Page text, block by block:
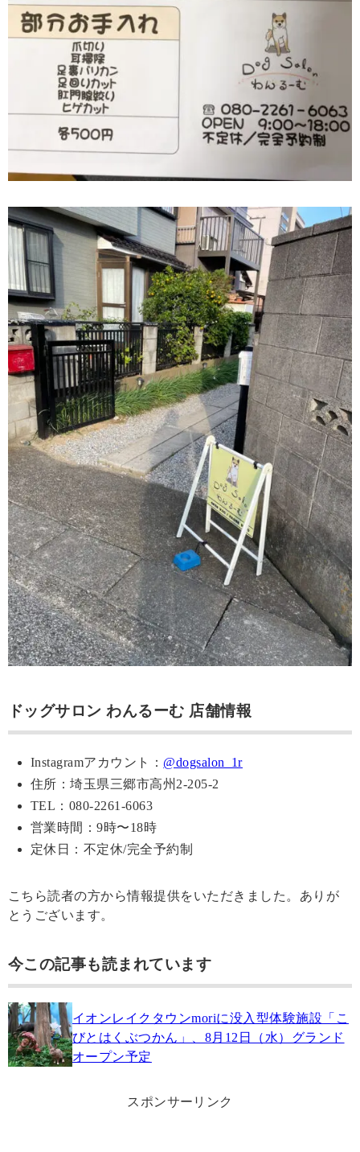
ドッグサロン わんるーむ 店舗情報
Instagramアカウント： @dogsalon_1r
住所：埼玉県三郷市高州2-205-2
TEL：080-2261-6063
営業時間：9時〜18時
定休日：不定休/完全予約制
こちら読者の方から情報提供をいただきました。ありが
とうございます。
今この記事も読まれています
イオンレイクタウンmoriに没入型体験施設「こ
びとはくぶつかん」、8月12日（水）グランド
オープン予定
スポンサーリンク